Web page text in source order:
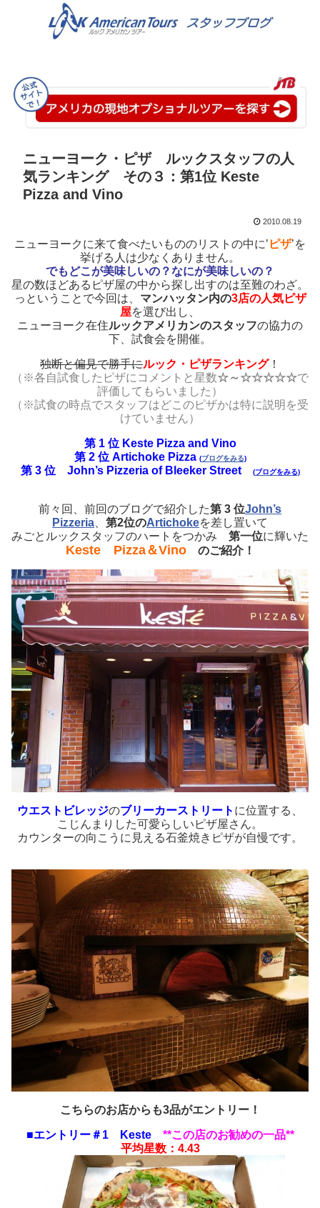
ニューヨーク・ピザ ルックスタッフの人
気ランキング その３：第1位 Keste
Pizza and Vino
2010.08.19
ニューヨークに来て食べたいもののリストの中に’ ピザ’を
挙げる人は少なくありません。
でもどこが美味しいの？なにが美味しいの？
星の数ほどあるピザ屋の中から探し出すのは至難のわざ。
っということで今回は、 マンハッタン内の3店の人気ピザ
屋を選び出し、
ニューヨーク在住ルックアメリカンのスタッフの協力の
下、試食会を開催。
独断と偏見で勝手にルック・ピザランキング！
（※各自試食したピザにコメントと星数☆～☆☆☆☆☆で
評価してもらいました）
（※試食の時点でスタッフはどこのピザかは特に説明を受
けていません）
第 1 位 Keste Pizza and Vino
第 2 位 Artichoke Pizza (ブログをみる)
第 3 位 John’s Pizzeria of Bleeker Street (ブログをみる)
前々回、前回のブログで紹介した第 3 位John’s
Pizzeria
第2位のArtichokeを差し置いて
みごとルックスタッフのハートをつかみ 第一位に輝いた
Keste Pizza＆Vinoのご紹介！
ウエストビレッジのブリーカーストリート に位置する、
こじんまりした可愛らしいピザ屋さん。
カウンターの向こうに見える石釜焼きピザが自慢です。
こちらのお店からも3品がエントリー！
■エントリー＃1 Keste **この店のお勧めの一品**
平均星数：4.43